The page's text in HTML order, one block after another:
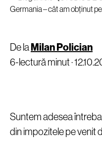
De laMilan Polician
6-lectură minut ·
Suntem adesea
din impozitele pe venit